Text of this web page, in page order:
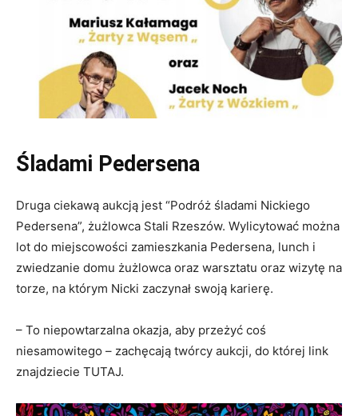
Śladami Pedersena
Druga ciekawą aukcją jest “Podróż śladami Nickiego
Pedersena”, żużlowca Stali Rzeszów. Wylicytować można
lot do miejscowości zamieszkania Pedersena, lunch i
zwiedzanie domu żużlowca oraz warsztatu oraz wizytę na
torze, na którym Nicki zaczynał swoją karierę.
– To niepowtarzalna okazja, aby przeżyć coś
niesamowitego – zachęcają twórcy aukcji, do której link
znajdziecie TUTAJ.